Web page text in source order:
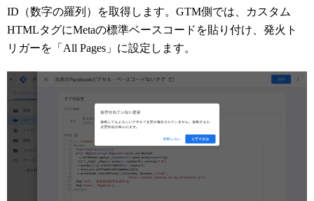
ID（数字の羅列）を取得します。GTM側では、カスタム
HTMLタグにMetaの標準ベースコードを貼り付け、発火ト
リガーを「All Pages」に設定します。